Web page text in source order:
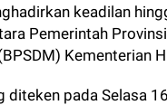
keadilan
Pemerintah
Kementerian
diteken pada Selasa